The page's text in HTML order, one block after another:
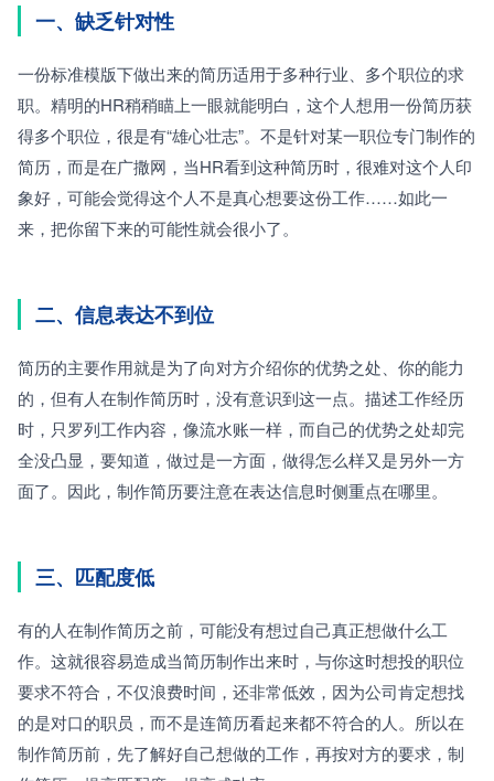
一、缺乏针对性
一份标准模版下做出来的简历适用于多种行业、多个职位的求
职。精明的HR稍稍瞄上一眼就能明白，这个人想用一份简历获
得多个职位，很是有“雄心壮志”。不是针对某一职位专门制作的
简历，而是在广撒网，当HR看到这种简历时，很难对这个人印
象好，可能会觉得这个人不是真心想要这份工作……如此一
来，把你留下来的可能性就会很小了。
二、信息表达不到位
简历的主要作用就是为了向对方介绍你的优势之处、你的能力
的，但有人在制作简历时，没有意识到这一点。描述工作经历
时，只罗列工作内容，像流水账一样，而自己的优势之处却完
全没凸显，要知道，做过是一方面，做得怎么样又是另外一方
面了。因此，制作简历要注意在表达信息时侧重点在哪里。
三、匹配度低
有的人在制作简历之前，可能没有想过自己真正想做什么工
作。这就很容易造成当简历制作出来时，与你这时想投的职位
要求不符合，不仅浪费时间，还非常低效，因为公司肯定想找
的是对口的职员，而不是连简历看起来都不符合的人。所以在
制作简历前，先了解好自己想做的工作，再按对方的要求，制